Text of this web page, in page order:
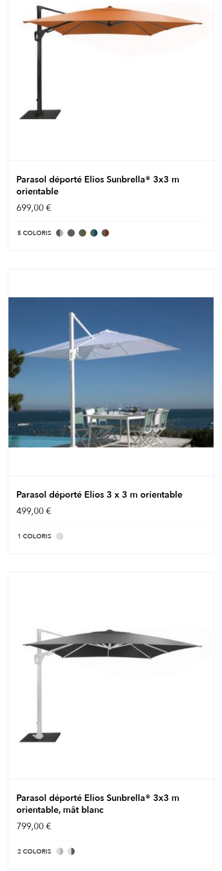
Parasol déporté Elios Sunbrella® 3x3 m
orientable
699,00 €
5 COLORIS
Parasol déporté Elios 3 x 3 m orientable
499,00 €
1 COLORIS
Parasol déporté Elios Sunbrella® 3x3 m
orientable, mât blanc
799,00 €
2 COLORIS